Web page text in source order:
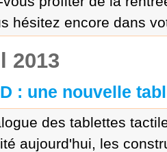
hésitez encore dans
2013
: une nouvelle
des tablettes
aujourd'hui, les